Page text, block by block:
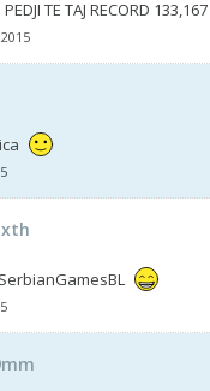
TE TAJ RECORD 133,167